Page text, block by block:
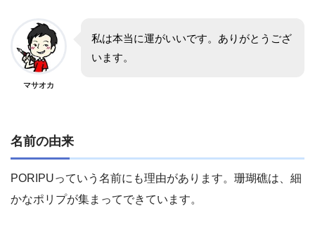
マサオカ
私は本当に運がいいです。ありがとうござ
います。
名前の由来
PORIPUっていう名前にも理由があります。珊瑚礁は、細
かなポリプが集まってできています。